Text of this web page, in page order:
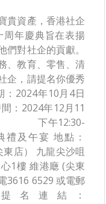
貴資產，香港社企
周年慶典旨在表揚
們對社企的貢獻。
、教育、零售、清
企，請提名你優秀
2024年10月4日
：2024年12月11
午12:30-
禮及午宴 地點：
店） 九龍尖沙咀
1樓 維港廰 (尖東
3616 6529 或電郵
提名連結：